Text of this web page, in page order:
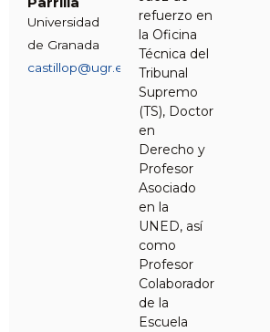
Universidad
de Granada
castillop@ugr.es
refuerzo en
la Oficina
Técnica del
Tribunal
Supremo
(TS), Doctor
en
Derecho y
Profesor
Asociado
en la
UNED, así
como
Profesor
Colaborador
de la
Escuela